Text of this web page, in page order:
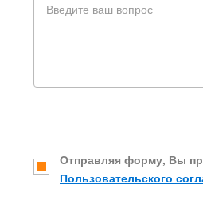
Отправляя форму, Вы
Пользовательского